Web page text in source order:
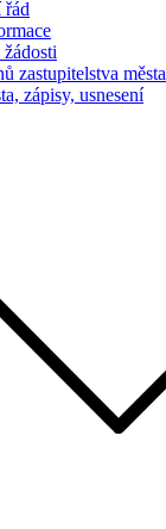
řád
zastupitelstva města
zápisy, usnesení